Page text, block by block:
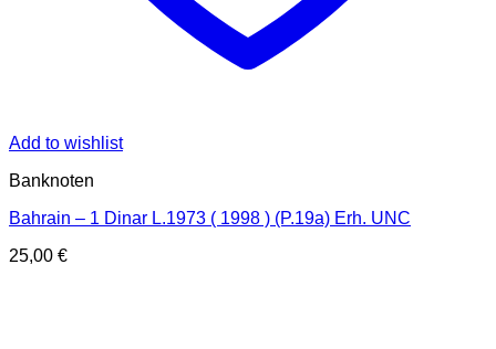
Add to wishlist
Banknoten
Bahrain – 1 Dinar L.1973 ( 1998 ) (P.19a) Erh. UNC
25,00 €